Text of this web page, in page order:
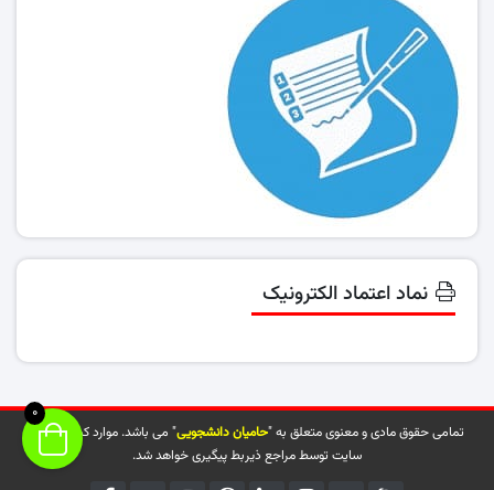
نماد اعتماد الکترونیک
تمامی حقوق مادی و معنوی متعلق به "حامیان دانشجویی" می باشد. موارد کپی شده از
سایت توسط مراجع ذیربط پیگیری خواهد شد.
0